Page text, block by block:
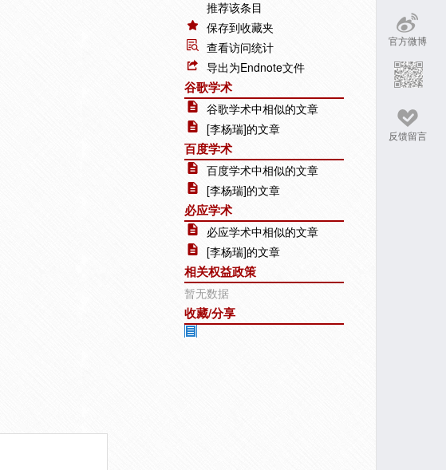
官方微博
反馈留言
推荐该条目
保存到收藏夹
查看访问统计
导出为Endnote文件
谷歌学术
谷歌学术中相似的文章
[李杨瑞]的文章
百度学术
百度学术中相似的文章
[李杨瑞]的文章
必应学术
必应学术中相似的文章
[李杨瑞]的文章
相关权益政策
暂无数据
收藏/分享